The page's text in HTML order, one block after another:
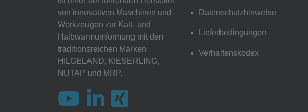
von innovativen Maschinen und
Werkzeugen zur Kalt- und
Halbwarmumformung mit den
traditionsreichen Marken
HILGELAND, KIESERLING,
NUTAP und MRP.
Datenschutzhinweise
Lieferbedingungen
Verhaltenskodex